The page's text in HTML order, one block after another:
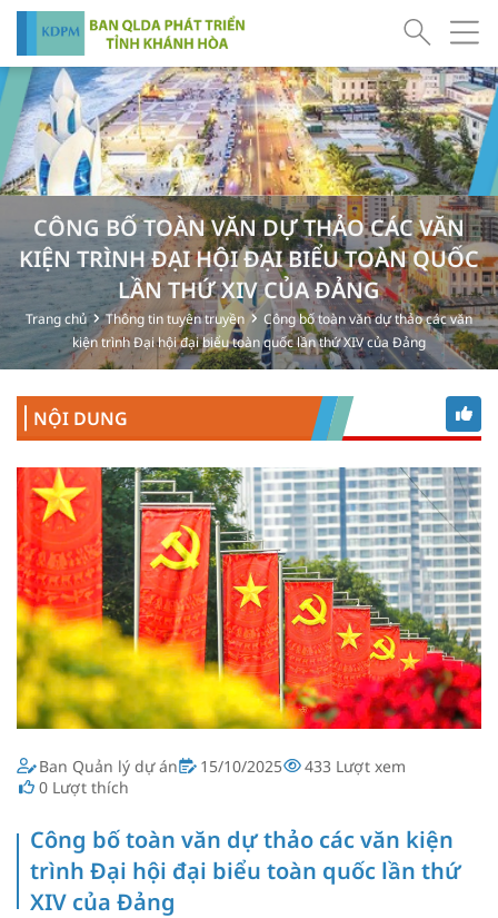
CÔNG BỐ TOÀN VĂN DỰ THẢO CÁC VĂN
KIỆN TRÌNH ĐẠI HỘI ĐẠI BIỂU TOÀN QUỐC
LẦN THỨ XIV CỦA ĐẢNG
Trang chủ Thông tin tuyên truyền
Công bố toàn văn dự thảo các văn
kiện trình Đại hội đại biểu toàn quốc lần thứ XIV của Đảng
NỘI DUNG
Ban Quản lý dự án 15/10/2025 433 Lượt xem
0 Lượt thích
Công bố toàn văn dự thảo các văn kiện
trình Đại hội đại biểu toàn quốc lần thứ
XIV của Đảng